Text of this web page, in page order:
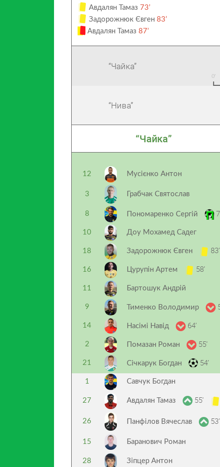
Авдалян Тамаз 73’
Задорожнюк Євген 83’
Авдалян Тамаз 87’
“Чайка”
“Нива”
“Чайка”
12 Мусієнко Антон
3 Грабчак Святослав
8 Пономаренко Сергій
10 Доу Мохамед Садег
18 Задорожнюк Євген 83’
16 Цурупін Артем 58’
11 Бартошук Андрій
9 Тименко Володимир
14 Насімі Навід 64’
2 Помазан Роман 55’
21 Січкарук Богдан 54’
1 Савчук Богдан
27 Авдалян Тамаз 55’
26 Панфілов Вячеслав 53’
15 Баранович Роман
28 Зіпцер Антон